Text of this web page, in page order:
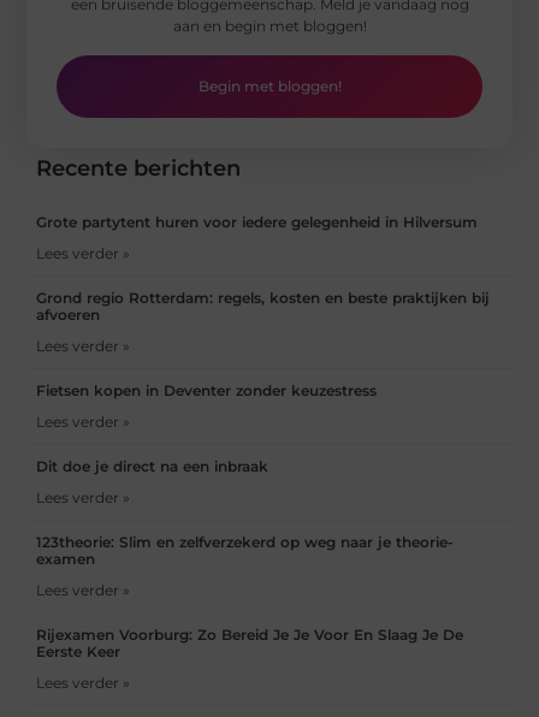
Recente berichten
Grote partytent huren voor iedere gelegenheid in Hilversum
Lees verder »
Grond regio Rotterdam: regels, kosten en beste praktijken bij
afvoeren
Lees verder »
Fietsen kopen in Deventer zonder keuzestress
Lees verder »
Dit doe je direct na een inbraak
Lees verder »
123theorie: Slim en zelfverzekerd op weg naar je theorie-
examen
Lees verder »
Rijexamen Voorburg: Zo Bereid Je Je Voor En Slaag Je De
Eerste Keer
Lees verder »
een bruisende bloggemeenschap. Meld je vandaag nog
aan en begin met bloggen!
Begin met bloggen!